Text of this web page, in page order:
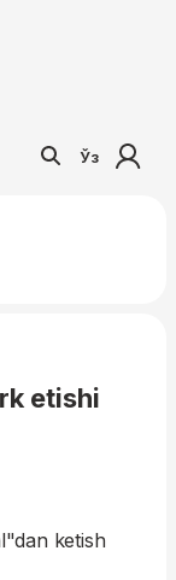
Ўз
etishi
ketish